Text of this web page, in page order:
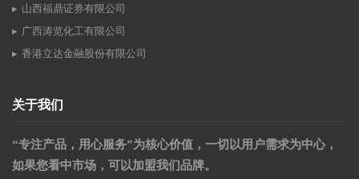
山西福鼎证券有限公司
广西涛览化工有限公司
香港立达金融股份有限公司
关于我们
“专注产品，用心服务”为核心价值，一切以用户需求为中心，
如果您看中市场，可以加盟我们品牌。